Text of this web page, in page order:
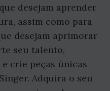
desejam aprender
assim como para
desejam aprimorar
seu talento,
crie peças únicas
Adquira o seu